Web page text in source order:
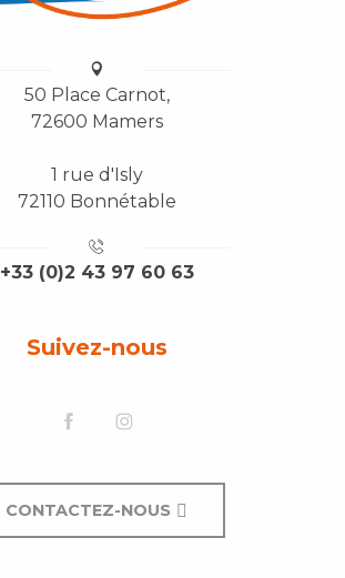
50 Place Carnot,
72600 Mamers
1 rue d'Isly
72110 Bonnétable
+33 (0)2 43 97 60 63
Suivez-nous
CONTACTEZ-NOUS